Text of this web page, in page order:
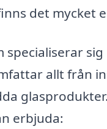
det mycket
specialiserar
allt från
erbjuda: